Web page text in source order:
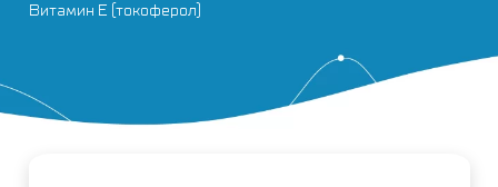
Витамин Е (токоферол)